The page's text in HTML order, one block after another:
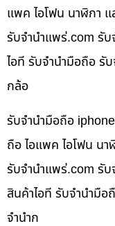
แพค ไอโฟน นาฬิกา
รับจํานําแพร่.com รับ
ไอที รับจำนำมือถือ รั
กล้อ
รับจำนำมือถือ
ถือ ไอแพค ไอโฟน น
รับจํานําแพร่.com รั
สินค้าไอที รับจำนำมื
จำนำก